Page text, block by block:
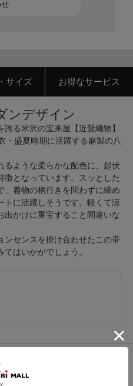
サイズ お得なサービス
ンデザイン
る米沢の宝来屋【近賢織物】
・盛夏時期に活躍する麻製の八
るような柔らかな配色に、起伏
となっています。スッとした
、着物の柄行きを問わずに締め
トに活躍しそうです。軽くて涼
出かけに重宝すること間違いな
ンセンスを掛け合わせたこの帯
はいかがでしょう。